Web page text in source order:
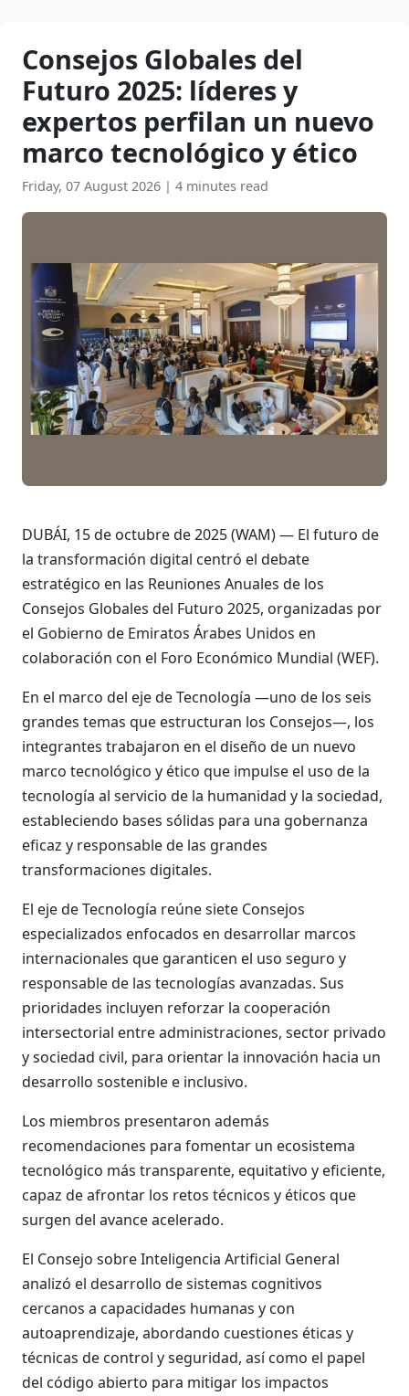
Consejos Globales del
Futuro 2025: líderes y
expertos perfilan un nuevo
marco tecnológico y ético
Friday, 07 August 2026 | 4 minutes read
DUBÁI, 15 de octubre de 2025 (WAM) — El futuro de
la transformación digital centró el debate
estratégico en las Reuniones Anuales de los
Consejos Globales del Futuro 2025, organizadas por
el Gobierno de Emiratos Árabes Unidos en
colaboración con el Foro Económico Mundial (WEF).
En el marco del eje de Tecnología —uno de los seis
grandes temas que estructuran los Consejos—, los
integrantes trabajaron en el diseño de un nuevo
marco tecnológico y ético que impulse el uso de la
tecnología al servicio de la humanidad y la sociedad,
estableciendo bases sólidas para una gobernanza
eficaz y responsable de las grandes
transformaciones digitales.
El eje de Tecnología reúne siete Consejos
especializados enfocados en desarrollar marcos
internacionales que garanticen el uso seguro y
responsable de las tecnologías avanzadas. Sus
prioridades incluyen reforzar la cooperación
intersectorial entre administraciones, sector privado
y sociedad civil, para orientar la innovación hacia un
desarrollo sostenible e inclusivo.
Los miembros presentaron además
recomendaciones para fomentar un ecosistema
tecnológico más transparente, equitativo y eficiente,
capaz de afrontar los retos técnicos y éticos que
surgen del avance acelerado.
El Consejo sobre Inteligencia Artificial General
analizó el desarrollo de sistemas cognitivos
cercanos a capacidades humanas y con
autoaprendizaje, abordando cuestiones éticas y
técnicas de control y seguridad, así como el papel
del código abierto para mitigar los impactos